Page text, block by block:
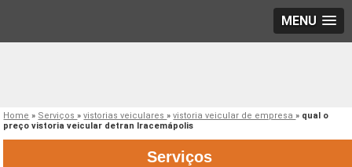
MENU
Home » Serviços»vistorias veiculares»vistoria veicular de empresa» qual o
preço vistoria veicular detran Iracemápolis
Serviços